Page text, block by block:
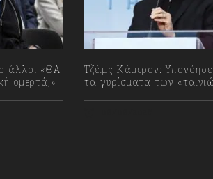
άλλο! «ΘΑ
ομερτά;»
Τζέιμς Κάμερον:
τα γυρίσματα των